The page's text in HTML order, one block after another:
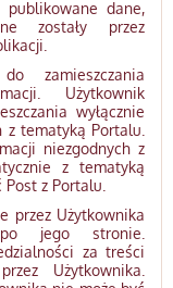
dane,
zostały przez
zamieszczania
Użytkownik
wyłącznie
tematyką Portalu.
niezgodnych z
z tematyką
z Portalu.
przez Użytkownika
jego stronie.
za treści
Użytkownika.